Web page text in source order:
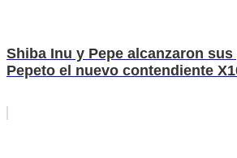
Shiba Inu y Pepe alcanzaron
Pepeto el nuevo contendiente